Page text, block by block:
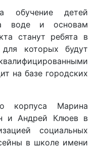
обучение детей
воде и основам
станут ребята в
которых будут
на базе городских
корпуса Марина
и Андрей Клюев в
социальных
в школе имени